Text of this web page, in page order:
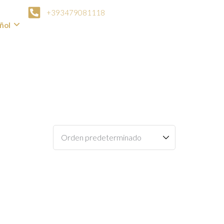
+393479081118